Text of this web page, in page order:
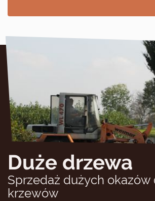
Duże drzewa
Sprzedaż dużych okazów
krzewów